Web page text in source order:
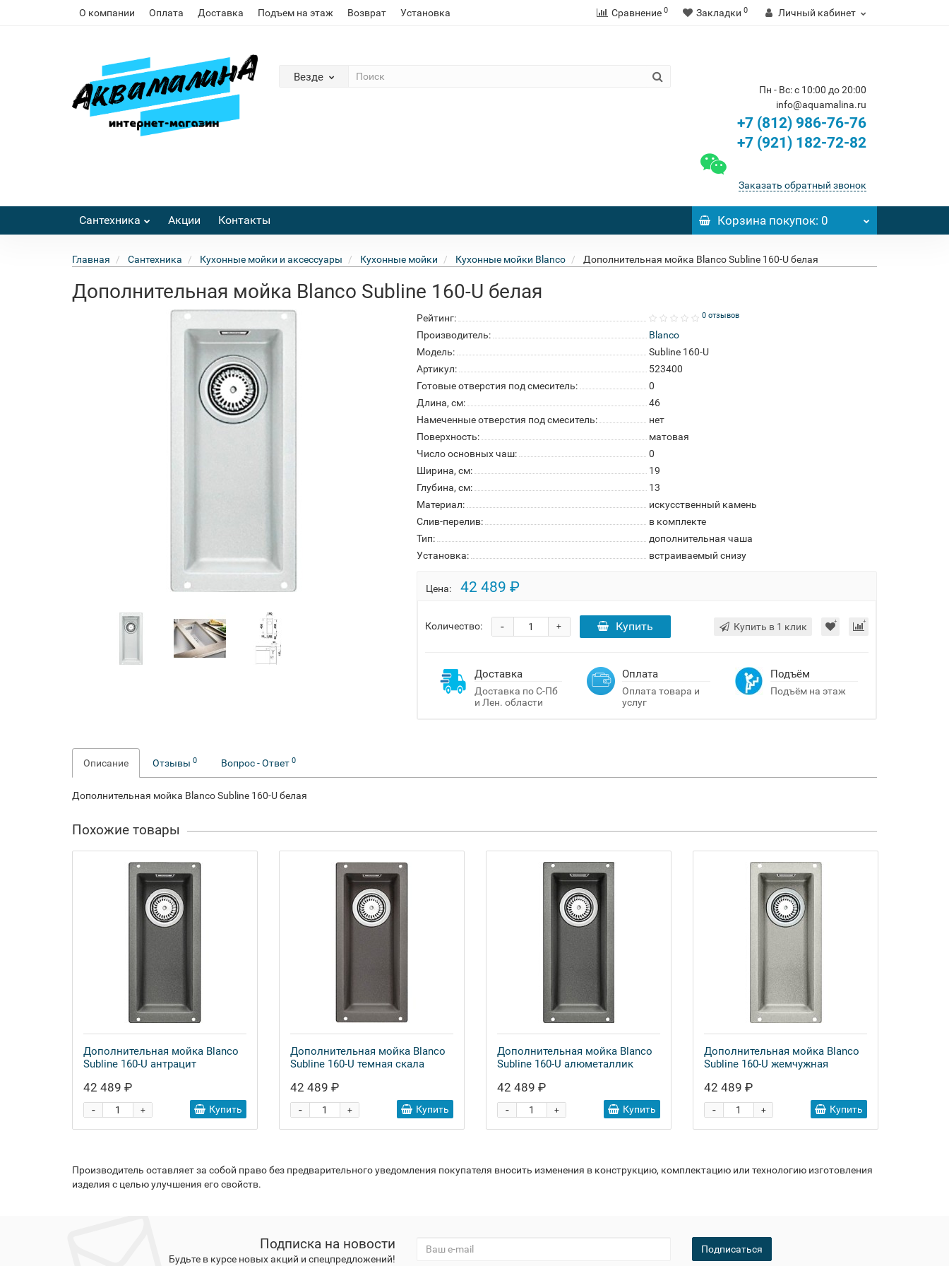
О компании Оплата Доставка Подъем на этаж Возврат Установка Сравнение 0 Закладки 0 Личный кабинет
Везде
Пн - Вс: с 10:00 до 20:00
info@aquamalina.ru
+7 (812) 986-76-76
+7 (921) 182-72-82
Заказать обратный звонок
Сантехника Акции Контакты Корзинапокупок: 0
Главная Сантехника Кухонные мойки и аксессуары Кухонные мойки Кухонные мойки Blanco Дополнительная мойка Blanco Subline 160-U белая
Дополнительная мойка Blanco Subline 160-U белая
Рейтинг: 0 отзывов
Производитель:
Blanco
Модель:
Subline 160-U
Артикул:
523400
Готовые отверстия под смеситель:
0
Длина, см:
46
Намеченные отверстия под смеситель:
нет
Поверхность:
матовая
Число основных чаш:
0
Ширина, см:
19
Глубина, см:
13
Материал:
искусственный камень
Слив-перелив:
в комплекте
Тип:
дополнительная чаша
Установка:
встраиваемый снизу
Цена: 42 489 ₽
Количество: +
- Купить Купить в 1 клик
Доставка
Доставка по С-Пб
и Лен. области
Оплата
Оплата товара и
услуг
Подъём
Подъём на этаж
Описание Отзывы 0 Вопрос - Ответ 0
Дополнительная мойка Blanco Subline 160-U белая
Похожие товары
Дополнительная мойка Blanco
Subline 160-U антрацит
42 489 ₽
+
- Купить
Дополнительная мойка Blanco
Subline 160-U темная скала
42 489 ₽
+
- Купить
Дополнительная мойка Blanco
Subline 160-U алюметаллик
42 489 ₽
+
- Купить
Дополнительная мойка Blanco
Subline 160-U жемчужная
42 489 ₽
+
- Купить
Производитель оставляет за собой право без предварительного уведомления покупателя вносить изменения в конструкцию, комплектацию или технологию изготовления
изделия с целью улучшения его свойств.
Подписка на новости
Будьте в курсе новых акций и спецпредложений!
Подписаться